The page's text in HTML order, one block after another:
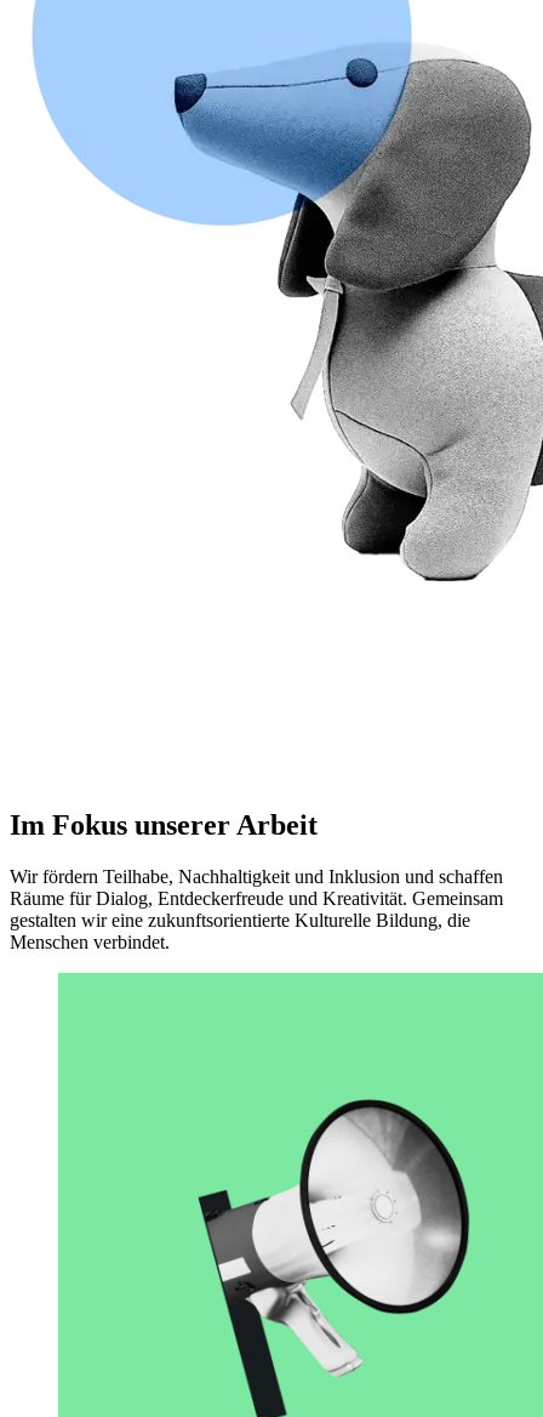
Im Fokus unserer Arbeit
Wir fördern Teilhabe, Nachhaltigkeit und Inklusion und schaffen
Räume für Dialog, Entdeckerfreude und Kreativität. Gemeinsam
gestalten wir eine zukunftsorientierte Kulturelle Bildung, die
Menschen verbindet.